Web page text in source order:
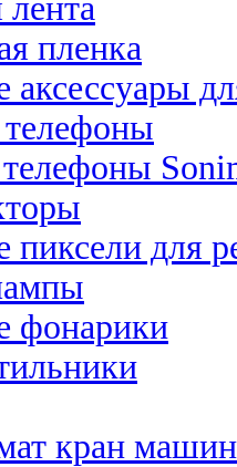
пленка
аксессуары
пиксели для
фонарики
кран